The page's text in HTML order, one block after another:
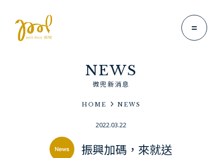
微兜故事
News
NEWS
微兜新消息
HOME NEWS
2022.03.22
振興加碼，來就送